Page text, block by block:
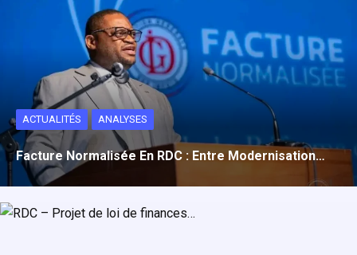
ACTUALITÉS ANALYSES
Facture Normalisée En RDC : Entre Modernisation…